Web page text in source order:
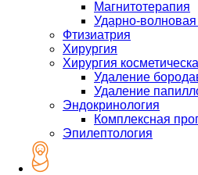
Магнитотерапия
Ударно-волновая
Фтизиатрия
Хирургия
Хирургия
Удаление
Удаление
Эндокринология
Комплексная
Эпилептология